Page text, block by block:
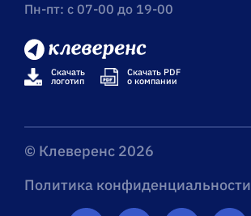
Пн-пт: с 07-00 до 19-00
Скачать
логотип
Скачать PDF
о компании
© Клеверенс 2026
Политика конфиденциальности